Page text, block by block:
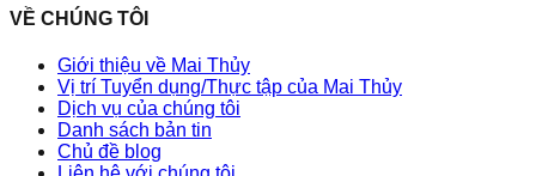
VỀ CHÚNG TÔI
Giới thiệu về Mai Thủy
Vị trí Tuyển dụng/Thực tập của Mai Thủy
Dịch vụ của chúng tôi
Danh sách bản tin
Chủ đề blog